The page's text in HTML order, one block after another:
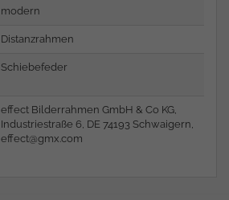
modern
Distanzrahmen
Schiebefeder
effect Bilderrahmen GmbH & Co KG,
Industriestraße 6, DE 74193 Schwaigern,
effect@gmx.com